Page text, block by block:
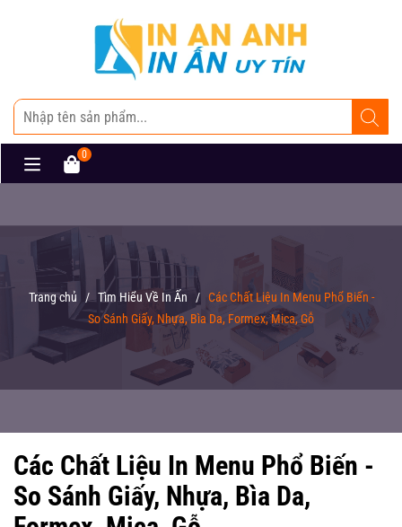
0
Trang chủ / Tìm Hiểu Về In Ấn / Các Chất Liệu In Menu Phổ Biến -
So Sánh Giấy, Nhựa, Bìa Da, Formex, Mica, Gỗ
Các Chất Liệu In Menu Phổ Biến -
So Sánh Giấy, Nhựa, Bìa Da,